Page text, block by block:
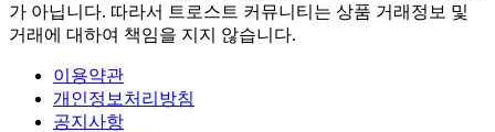
가 아닙니다. 따라서 트로스트 커뮤니티는 상품 거래정보 및
거래에 대하여 책임을 지지 않습니다.
이용약관
개인정보처리방침
공지사항